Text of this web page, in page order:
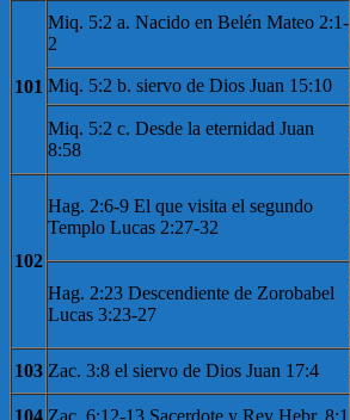
101
Miq. 5:2 a. Nacido en Belén Mateo 2:1-
2
Miq. 5:2 b. siervo de Dios Juan 15:10
Miq. 5:2 c. Desde la eternidad Juan
8:58
102
Hag. 2:6-9 El que visita el segundo
Templo Lucas 2:27-32
Hag. 2:23 Descendiente de Zorobabel
Lucas 3:23-27
103 Zac. 3:8 el siervo de Dios Juan 17:4